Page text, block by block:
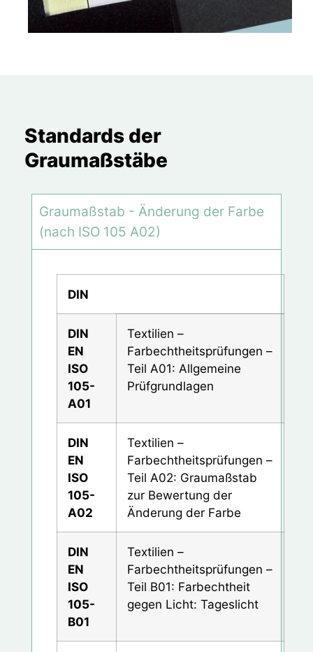
Standards der
Graumaßstäbe
Graumaßstab - Änderung der Farbe
(nach ISO 105 A02)
DIN
DIN
EN
ISO
105-
A01
Textilien –
Farbechtheitsprüfungen –
Teil A01: Allgemeine
Prüfgrundlagen
DIN
EN
ISO
105-
A02
Textilien –
Farbechtheitsprüfungen –
Teil A02: Graumaßstab
zur Bewertung der
Änderung der Farbe
DIN
EN
ISO
105-
B01
Textilien –
Farbechtheitsprüfungen –
Teil B01: Farbechtheit
gegen Licht: Tageslicht